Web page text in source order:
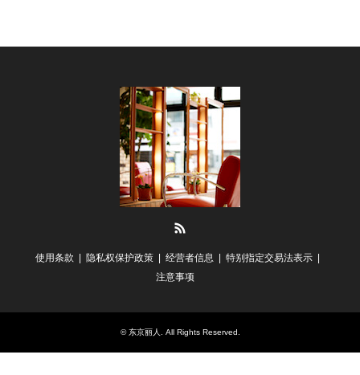
使用条款 隐私权保护政策 经营者信息
特别指定交易法表示
注意事项
©东京丽人 . All Rights Reserved.